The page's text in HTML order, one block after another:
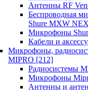
Антенны RF
Беспроводная
Shure MXW
Микрофоны
Кабели и
Микрофоны,
MIPRO [212]
Радиосистемы
Микрофоны
Антенны и